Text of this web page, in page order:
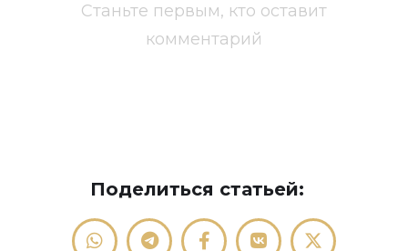
Станьте первым, кто оставит
комментарий
Поделиться статьей: